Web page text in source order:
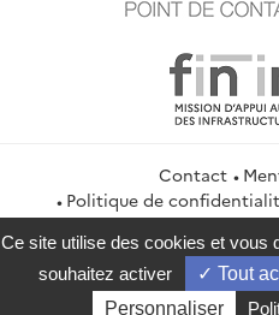
Contact
Politique de
Gestion des
service-public.gouv.fr
Ce site utilise des cookies et vous
souhaitez activer
Tout
Personnaliser